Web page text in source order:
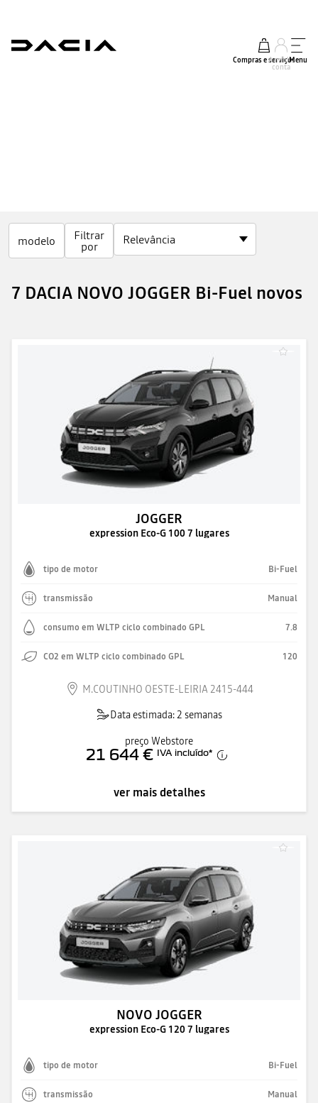
Compras e serviços
A minha
conta
Menu
modelo Filtrar
por
7 DACIA NOVO JOGGER Bi-Fuel novos
JOGGER
expression Eco-G 100 7 lugares
tipo de motor Bi-Fuel
transmissão Manual
consumo em WLTP ciclo combinado GPL 7.8
CO2 em WLTP ciclo combinado GPL 120
M.COUTINHO OESTE-LEIRIA 2415-444
Data estimada: 2 semanas
preço Webstore
21 644 € IVA incluído*
ver mais detalhes
NOVO JOGGER
expression Eco-G 120 7 lugares
tipo de motor Bi-Fuel
transmissão Manual